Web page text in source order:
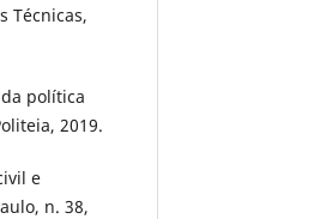
Técnicas,
política
2019.
e
n. 38,